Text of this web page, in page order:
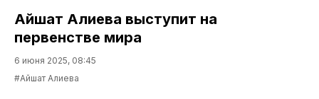
Айшат Алиева выступит на
первенстве мира
6 июня 2025, 08:45
#Айшат Алиева